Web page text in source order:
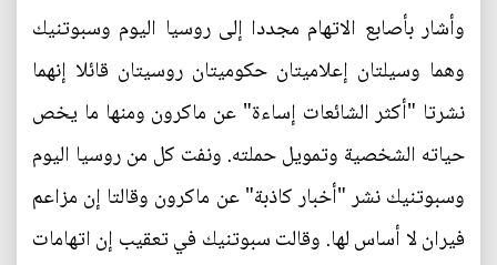
وأشار بأصابع الاتهام مجددا إلى روسيا اليوم وسبوتنيك
وهما وسيلتان إعلاميتان حكوميتان روسيتان قائلا إنهما
نشرتا "أكثر الشائعات إساءة" عن ماكرون ومنها ما يخص
حياته الشخصية وتمويل حملته. ونفت كل من روسيا اليوم
وسبوتنيك نشر "أخبار كاذبة" عن ماكرون وقالتا إن مزاعم
فيران لا أساس لها. وقالت سبوتنيك في تعقيب إن اتهامات